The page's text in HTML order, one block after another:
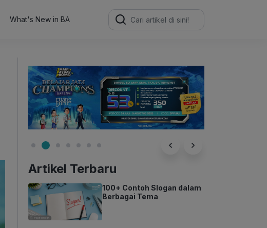
What's New in BA
Search
for:
Artikel Terbaru
100+ Contoh Slogan dalam
Berbagai Tema